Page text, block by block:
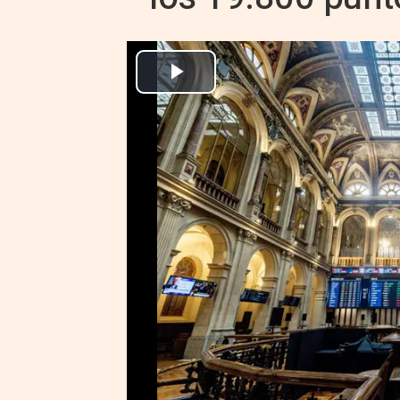
Europa Press Economía Finanzas
Actualizado: viernes, 3 julio 2026 18:56
MADRID 3 Jul. (EUROPA
El Ibex 35 ha alcanzado un
encima de los 19.800 puntos
en un contexto marcado por el
entre Estados Unidos e Irán
un factor que ha derivado en
dólares.